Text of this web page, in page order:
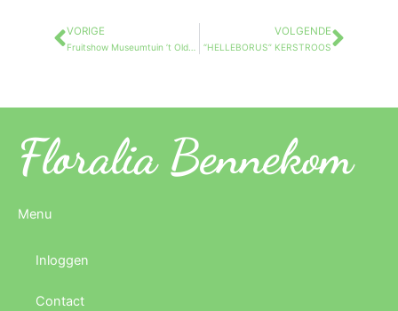
Vorige
VORIGE VOLGENDE
“HELLEBORUS” KERSTROOS
Floralia Bennekom
Menu
Inloggen
Contact